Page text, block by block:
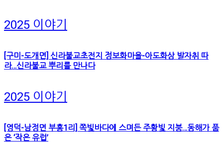
2025 이야기
[구미-도개면] 신라불교초전지 정보화마을-아도화상 발자취 따
라…신라불교 뿌리를 만나다
2025 이야기
[영덕-남정면 부흥1리] 쪽빛바다에 스며든 주황빛 지붕…동해가 품
은 ‘작은 유럽’